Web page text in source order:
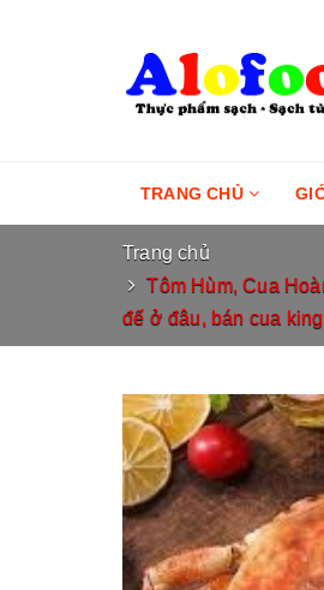
TRANG CHỦ
Trang chủ
Tôm Hùm, Cua
đế ở đâu, bán cua